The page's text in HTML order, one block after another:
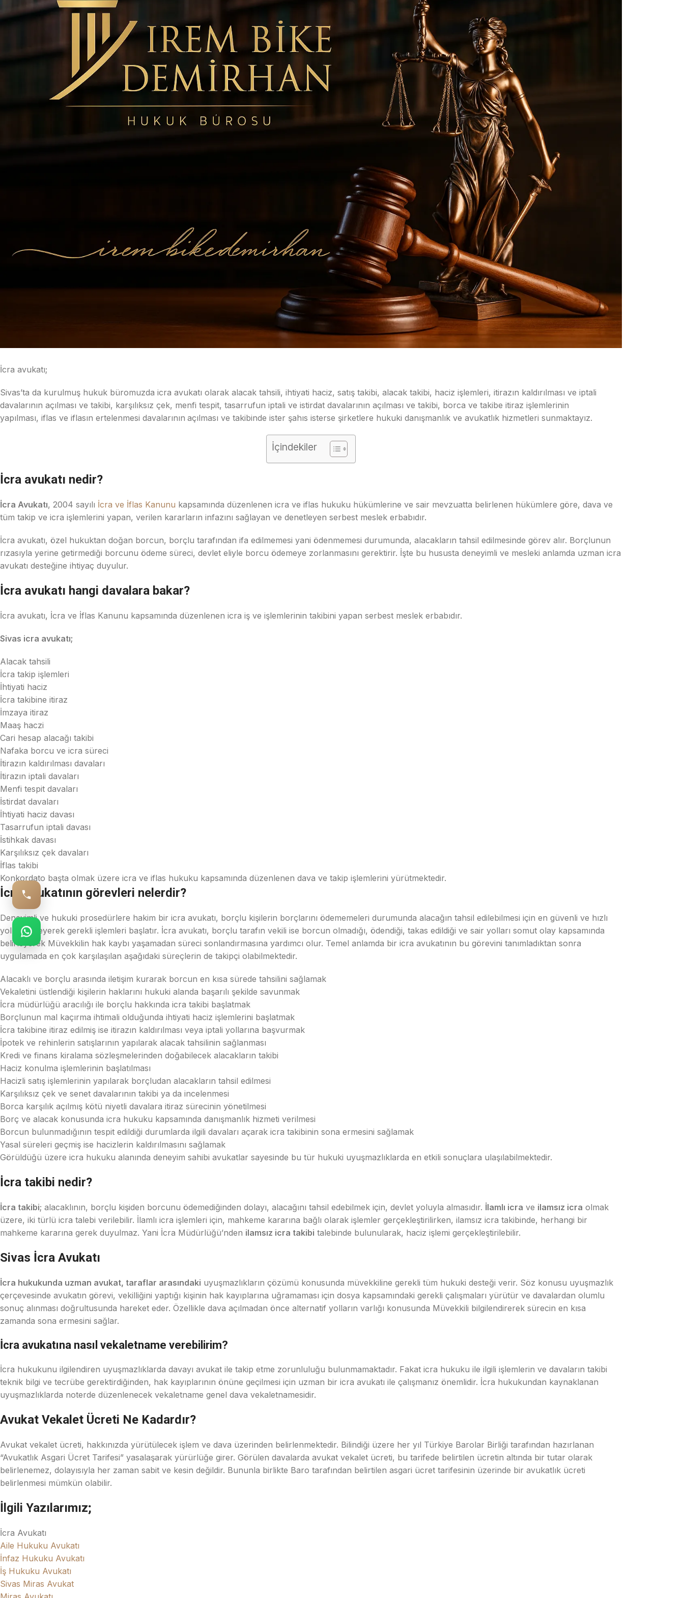
İcra avukatı;
Sivas’ta da kurulmuş hukuk büromuzda icra avukatı olarak alacak tahsili, ihtiyati haciz, satış takibi, alacak takibi, haciz işlemleri, itirazın kaldırılması ve iptali
davalarının açılması ve takibi, karşılıksız çek, menfi tespit, tasarrufun iptali ve istirdat davalarının açılması ve takibi, borca ve takibe itiraz işlemlerinin
yapılması, iflas ve iflasın ertelenmesi davalarının açılması ve takibinde ister şahıs isterse şirketlere hukuki danışmanlık ve avukatlık hizmetleri sunmaktayız.
İçindekiler
İcra avukatı nedir?
İcra Avukatı, 2004 sayılı İcra ve İflas Kanunu kapsamında düzenlenen icra ve iflas hukuku hükümlerine ve sair mevzuatta belirlenen hükümlere göre, dava ve
tüm takip ve icra işlemlerini yapan, verilen kararların infazını sağlayan ve denetleyen serbest meslek erbabıdır.
İcra avukatı, özel hukuktan doğan borcun, borçlu tarafından ifa edilmemesi yani ödenmemesi durumunda, alacakların tahsil edilmesinde görev alır. Borçlunun
rızasıyla yerine getirmediği borcunu ödeme süreci, devlet eliyle borcu ödemeye zorlanmasını gerektirir. İşte bu hususta deneyimli ve mesleki anlamda uzman icra
avukatı desteğine ihtiyaç duyulur.
İcra avukatı hangi davalara bakar?
İcra avukatı, İcra ve İflas Kanunu kapsamında düzenlenen icra iş ve işlemlerinin takibini yapan serbest meslek erbabıdır.
Sivas icra avukatı;
Alacak tahsili
İcra takip işlemleri
İhtiyati haciz
İcra takibine itiraz
İmzaya itiraz
Maaş haczi
Cari hesap alacağı takibi
Nafaka borcu ve icra süreci
İtirazın kaldırılması davaları
İtirazın iptali davaları
Menfi tespit davaları
İstirdat davaları
İhtiyati haciz davası
Tasarrufun iptali davası
İstihkak davası
Karşılıksız çek davaları
İflas takibi
Konkordato başta olmak üzere icra ve iflas hukuku kapsamında düzenlenen dava ve takip işlemlerini yürütmektedir.
İcra avukatının görevleri nelerdir?
Deneyimli ve hukuki prosedürlere hakim bir icra avukatı, borçlu kişilerin borçlarını ödememeleri durumunda alacağın tahsil edilebilmesi için en güvenli ve hızlı
yolu belirleyerek gerekli işlemleri başlatır. İcra avukatı, borçlu tarafın vekili ise borcun olmadığı, ödendiği, takas edildiği ve sair yolları somut olay kapsamında
belirleyerek Müvekkilin hak kaybı yaşamadan süreci sonlandırmasına yardımcı olur. Temel anlamda bir icra avukatının bu görevini tanımladıktan sonra
uygulamada en çok karşılaşılan aşağıdaki süreçlerin de takipçi olabilmektedir.
Alacaklı ve borçlu arasında iletişim kurarak borcun en kısa sürede tahsilini sağlamak
Vekaletini üstlendiği kişilerin haklarını hukuki alanda başarılı şekilde savunmak
İcra müdürlüğü aracılığı ile borçlu hakkında icra takibi başlatmak
Borçlunun mal kaçırma ihtimali olduğunda ihtiyati haciz işlemlerini başlatmak
İcra takibine itiraz edilmiş ise itirazın kaldırılması veya iptali yollarına başvurmak
İpotek ve rehinlerin satışlarının yapılarak alacak tahsilinin sağlanması
Kredi ve finans kiralama sözleşmelerinden doğabilecek alacakların takibi
Haciz konulma işlemlerinin başlatılması
Hacizli satış işlemlerinin yapılarak borçludan alacakların tahsil edilmesi
Karşılıksız çek ve senet davalarının takibi ya da incelenmesi
Borca karşılık açılmış kötü niyetli davalara itiraz sürecinin yönetilmesi
Borç ve alacak konusunda icra hukuku kapsamında danışmanlık hizmeti verilmesi
Borcun bulunmadığının tespit edildiği durumlarda ilgili davaları açarak icra takibinin sona ermesini sağlamak
Yasal süreleri geçmiş ise hacizlerin kaldırılmasını sağlamak
Görüldüğü üzere icra hukuku alanında deneyim sahibi avukatlar sayesinde bu tür hukuki uyuşmazlıklarda en etkili sonuçlara ulaşılabilmektedir.
İcra takibi nedir?
İcra takibi; alacaklının, borçlu kişiden borcunu ödemediğinden dolayı, alacağını tahsil edebilmek için, devlet yoluyla almasıdır. İlamlı icra ve ilamsız icra olmak
üzere, iki türlü icra talebi verilebilir. İlamlı icra işlemleri için, mahkeme kararına bağlı olarak işlemler gerçekleştirilirken, ilamsız icra takibinde, herhangi bir
mahkeme kararına gerek duyulmaz. Yani İcra Müdürlüğü’nden ilamsız icra takibi talebinde bulunularak, haciz işlemi gerçekleştirilebilir.
Sivas İcra Avukatı
İcra hukukunda uzman avukat, taraflar arasındaki uyuşmazlıkların çözümü konusunda müvekkiline gerekli tüm hukuki desteği verir. Söz konusu uyuşmazlık
çerçevesinde avukatın görevi, vekilliğini yaptığı kişinin hak kayıplarına uğramaması için dosya kapsamındaki gerekli çalışmaları yürütür ve davalardan olumlu
sonuç alınması doğrultusunda hareket eder. Özellikle dava açılmadan önce alternatif yolların varlığı konusunda Müvekkili bilgilendirerek sürecin en kısa
zamanda sona ermesini sağlar.
İcra avukatına nasıl vekaletname verebilirim?
İcra hukukunu ilgilendiren uyuşmazlıklarda davayı avukat ile takip etme zorunluluğu bulunmamaktadır. Fakat icra hukuku ile ilgili işlemlerin ve davaların takibi
teknik bilgi ve tecrübe gerektirdiğinden, hak kayıplarının önüne geçilmesi için uzman bir icra avukatı ile çalışmanız önemlidir. İcra hukukundan kaynaklanan
uyuşmazlıklarda noterde düzenlenecek vekaletname genel dava vekaletnamesidir.
Avukat Vekalet Ücreti Ne Kadardır?
Avukat vekalet ücreti, hakkınızda yürütülecek işlem ve dava üzerinden belirlenmektedir. Bilindiği üzere her yıl Türkiye Barolar Birliği tarafından hazırlanan
“Avukatlık Asgari Ücret Tarifesi” yasalaşarak yürürlüğe girer. Görülen davalarda avukat vekalet ücreti, bu tarifede belirtilen ücretin altında bir tutar olarak
belirlenemez, dolayısıyla her zaman sabit ve kesin değildir. Bununla birlikte Baro tarafından belirtilen asgari ücret tarifesinin üzerinde bir avukatlık ücreti
belirlenmesi mümkün olabilir.
İlgili Yazılarımız;
İcra Avukatı
Aile Hukuku Avukatı
İnfaz Hukuku Avukatı
İş Hukuku Avukatı
Sivas Miras Avukat